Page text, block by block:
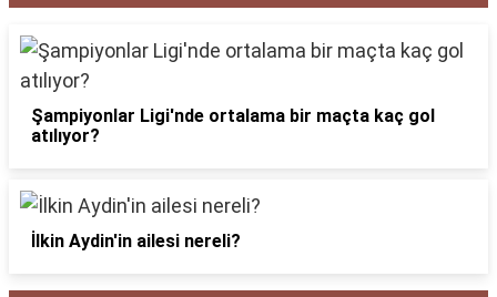
Şampiyonlar Ligi'nde ortalama bir maçta kaç gol
atılıyor?
İlkin Aydin'in ailesi nereli?